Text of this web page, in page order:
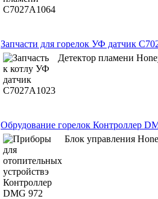
Запчасти для горелок УФ датчик
Детектор пламени
Обрудование горелок Контроллер
Блок управления